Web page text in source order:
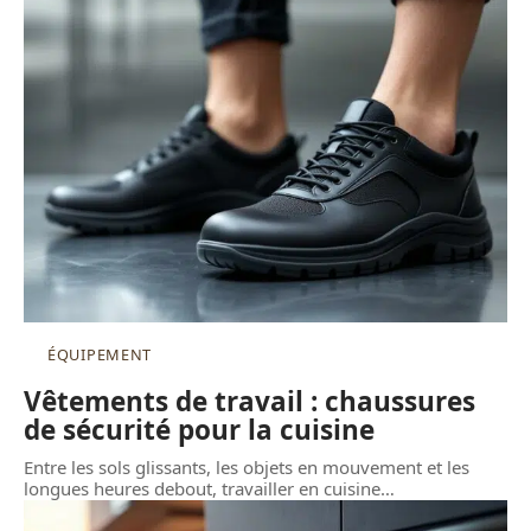
ÉQUIPEMENT
Vêtements de travail : chaussures
de sécurité pour la cuisine
Entre les sols glissants, les objets en mouvement et les
longues heures debout, travailler en cuisine…